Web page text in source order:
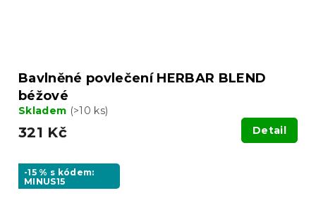
Bavlněné povlečení HERBAR BLEND
béžové
Skladem (>10 ks)
321 Kč Detail
-15 % s kódem:
MINUS15